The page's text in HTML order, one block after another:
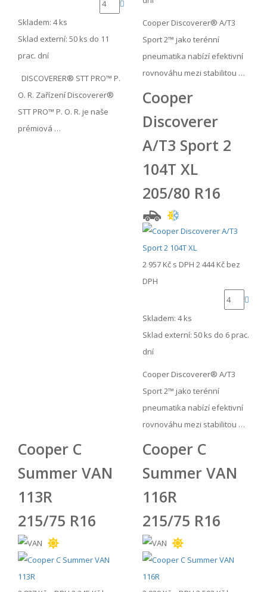
Skladem: 4 ks
Sklad externí: 50 ks do 11
prac. dní
DISCOVERER® STT PRO™ P.
O. R. Zařízení Discoverer®
STT PRO™ P. O. R. je naše
prémiová …
Cooper Discoverer® A/T3
Sport 2™ jako terénní
pneumatika nabízí efektivní
rovnováhu mezi stabilitou …
Cooper
Discoverer
A/T3 Sport 2
104T XL
205/80 R16
2 957 Kč s DPH 2 444 Kč bez
DPH
Skladem: 4 ks
Sklad externí: 50 ks do 6 prac.
dní
Cooper Discoverer® A/T3
Sport 2™ jako terénní
pneumatika nabízí efektivní
rovnováhu mezi stabilitou …
Cooper C
Summer VAN
113R
215/75 R16
Cooper C
Summer VAN
116R
215/75 R16